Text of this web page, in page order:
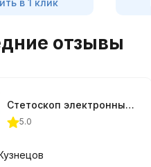
отзывы
Стетоскоп электронный профессиональный JTC-1426
5.0